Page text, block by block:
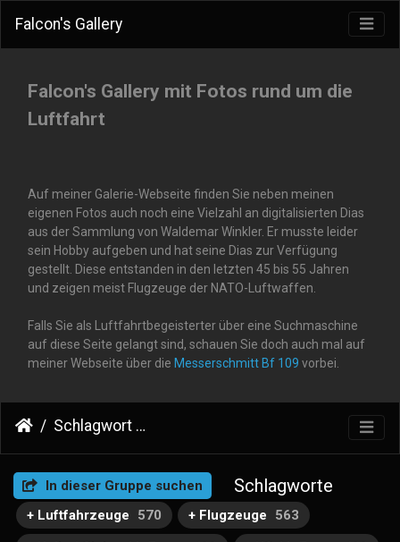
Falcon's Gallery
Falcon's Gallery mit Fotos rund um die
Luftfahrt
Auf meiner Galerie-Webseite finden Sie neben meinen
eigenen Fotos auch noch eine Vielzahl an digitalisierten Dias
aus der Sammlung von Waldemar Winkler. Er musste leider
sein Hobby aufgeben und hat seine Dias zur Verfügung
gestellt. Diese entstanden in den letzten 45 bis 55 Jahren
und zeigen meist Flugzeuge der NATO-Luftwaffen.
Falls Sie als Luftfahrtbegeisterter über eine Suchmaschine
auf diese Seite gelangt sind, schauen Sie doch auch mal auf
meiner Webseite über die Messerschmitt Bf 109 vorbei.
Schlagwort
In dieser Gruppe suchen Schlagworte
+ Luftfahrzeuge 570 + Flugzeuge
563